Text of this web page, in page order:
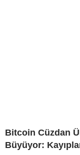
Bitcoin Cüzdan
Büyüyor: